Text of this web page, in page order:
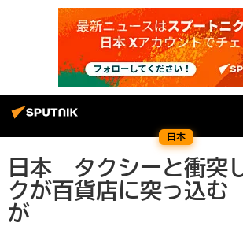
日本
日本 タクシーと衝突
クが百貨店に突っ込
が